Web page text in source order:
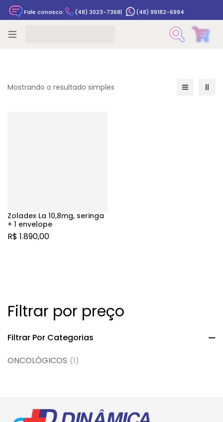
Fale conosco: (48) 3023-7368| (48) 99182-6994
Filtrar por preço
Filtrar Por Categorias
ONCOLÓGICOS (1)
Mostrando o resultado simples
Zoladex La 10,8mg, seringa
+ 1 envelope
R$ 1.890,00